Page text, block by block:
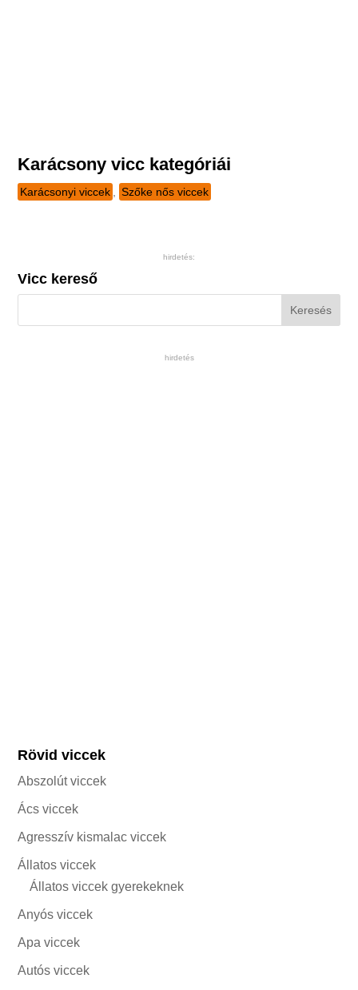
Karácsony vicc kategóriái
Karácsonyi viccek Szőke nős viccek
hirdetés:
Vicc kereső
hirdetés
Rövid viccek
Abszolút viccek
Ács viccek
Agresszív kismalac viccek
Állatos viccek
Állatos viccek gyerekeknek
Anyós viccek
Apa viccek
Autós viccek